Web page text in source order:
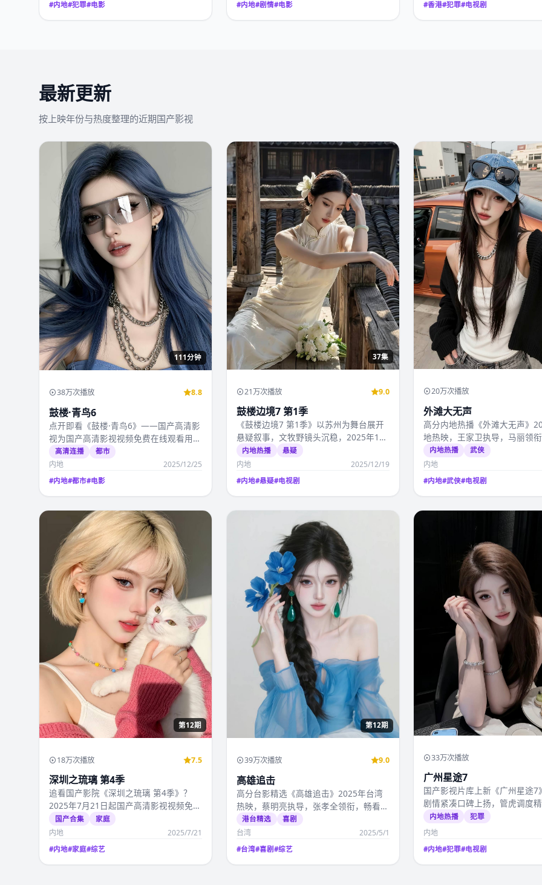
#内地#犯罪#电影 #内地#剧情#电影 #香港#犯罪#电视剧
最新更新
按上映年份与热度整理的近期国产影视
111分钟
38万次播放 8.8
鼓楼·青鸟6
点开即看《鼓楼·青鸟6》——国产高清影
视为国产高清影视视频免费在线观看用户
精选的情感电影，姜…
高清连播 都市
内地 2025/12/25
#内地#都市#电影
37集
21万次播放 9.0
鼓楼边境7 第1季
《鼓楼边境7 第1季》以苏州为舞台展开
悬疑叙事，文牧野镜头沉稳，2025年12
月19日起国产…
内地热播 悬疑
内地 2025/12/19
#内地#悬疑#电视剧
20万次播放
外滩大无声
高分内地热播《外滩大无声》
地热映，王家卫执导，马丽领
产高清影视视频免费…
内地热播 武侠
内地
#内地#武侠#电视剧
第12期
18万次播放 7.5
深圳之琉璃 第4季
追看国产影院《深圳之琉璃 第4季》？
2025年7月21日起国产高清影视视频免费
在线观看可看全…
国产合集 家庭
内地 2025/7/21
#内地#家庭#综艺
第12期
39万次播放 9.0
高雄追击
高分台影精选《高雄追击》2025年台湾
热映，蔡明亮执导，张孝全领衔，畅看国
产高清影视视频免费…
港台精选 喜剧
台湾 2025/5/1
#台湾#喜剧 #综艺
33万次播放
广州星途7
国产影视片库上新《广州星途7
剧情紧凑口碑上扬，管虎调度
2025年4月8日起国产…
内地热播 犯罪
内地
#内地#犯罪#电视剧